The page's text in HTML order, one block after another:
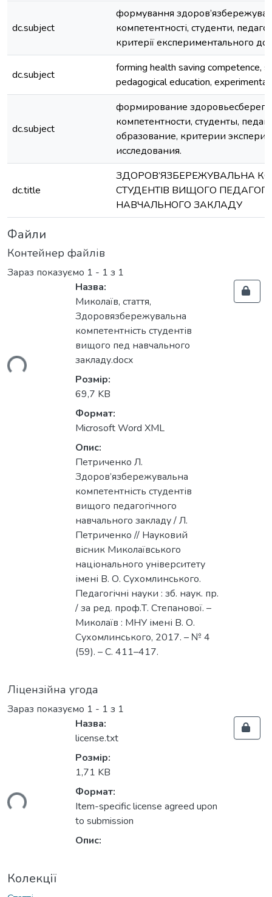
dc.subject
формування
компетентності, студенти,
критерії експериментального
dc.subject
forming health saving competence,
pedagogical education,
dc.subject
формирование
компетентности, студенты,
образование, критерии
исследования.
dc.title
ЗДОРОВ’ЯЗБЕРЕЖУВАЛЬНА
СТУДЕНТІВ ВИЩOГО
НAВЧAЛЬНOГО ЗAКЛAДУ
Файли
Контейнер файлів
Зараз показуємо 1 - 1 з 1
Назва:
Миколаїв, стаття,
Здоровязбережувальна
компетентність студентів
вищого пед навчального
закладу.docx
Розмір:
69,7 KB
Формат:
Microsoft Word XML
Опис:
Петриченко Л.
Здоров’язбережувальна
компетентність студентів
вищoго пeдaгoгiчнoго
нaвчaльнoго зaклaду / Л.
Петриченко // Науковий
вісник Миколаївського
національного університету
імені В. О. Сухомлинського.
Педагогічні науки : зб. наук. пр.
/ за ред. проф.Т. Степанової. –
Миколаїв : МНУ імені В. О.
Сухомлинського, 2017. – № 4
(59). – С. 411–417.
Ліцензійна угода
Зараз показуємо 1 - 1 з 1
Назва:
license.txt
Розмір:
1,71 KB
Формат:
Item-specific license agreed upon
to submission
Опис:
Колекції